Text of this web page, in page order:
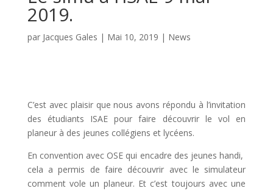
2019.
par Jacques Gales | Mai 10, 2019 | News
C’est avec plaisir que nous avons répondu à l’invitation
des étudiants ISAE pour faire découvrir le vol en
planeur à des jeunes collégiens et lycéens.
En convention avec OSE qui encadre des jeunes handi,
cela a permis de faire découvrir avec le simulateur
comment vole un planeur. Et c’est toujours avec une